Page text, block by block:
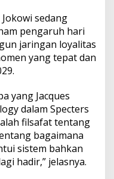
sedang
pengaruh hari
jaringan loyalitas
yang tepat dan
yang Jacques
dalam Specters
filsafat tentang
bagaimana
sistem bahkan
hadir,” jelasnya.